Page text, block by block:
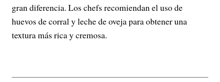
gran diferencia. Los chefs recomiendan el uso de
huevos de corral y leche de oveja para obtener una
textura más rica y cremosa.